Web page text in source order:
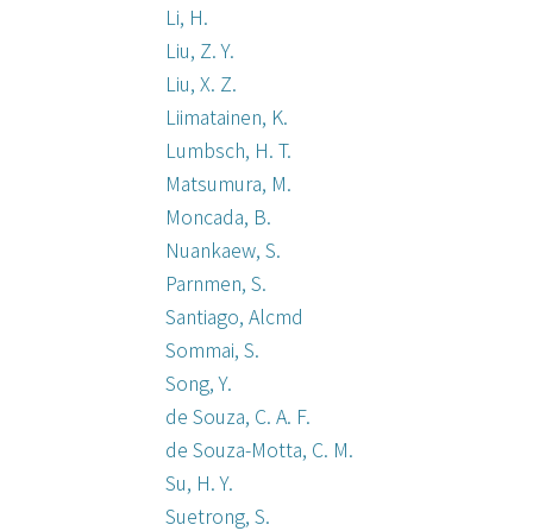
Li, H.
Liu, Z. Y.
Liu, X. Z.
Liimatainen, K.
Lumbsch, H. T.
Matsumura, M.
Moncada, B.
Nuankaew, S.
Parnmen, S.
Santiago, Alcmd
Sommai, S.
Song, Y.
de Souza, C. A. F.
de Souza-Motta, C. M.
Su, H. Y.
Suetrong, S.